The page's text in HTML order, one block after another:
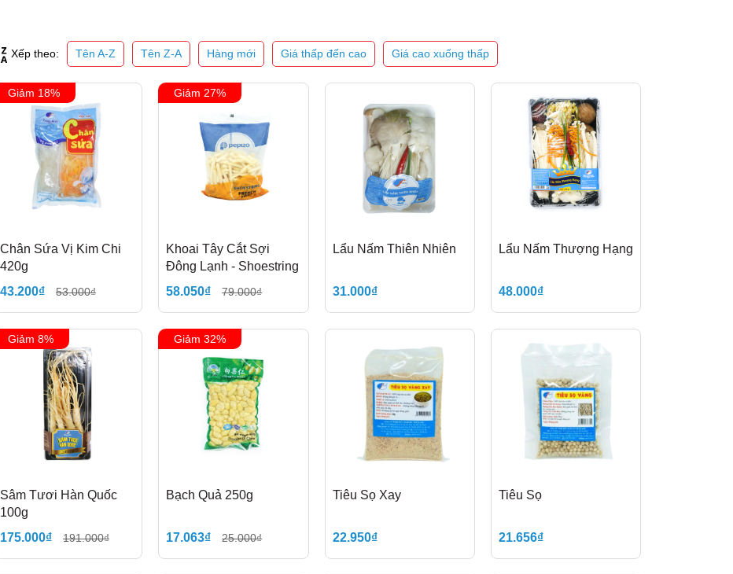
Điều kiện:
Xếp theo: Tên A-Z Tên Z-A Hàng mới Giá thấp đến cao Giá cao xuống thấp
Giảm 18%
Chân Sứa Vị Kim Chi
420g
43.200₫
53.000₫
Giảm 27%
Khoai Tây Cắt Sợi
Đông Lạnh - Shoestring
58.050₫
79.000₫
Lẩu Nấm Thiên Nhiên
31.000₫
Lẩu Nấm Thượng Hạng
48.000₫
Giảm 8%
Sâm Tươi Hàn Quốc
100g
175.000₫
191.000₫
Giảm 32%
Bạch Quả 250g
17.063₫ 25.000₫
Tiêu Sọ Xay
22.950₫
Tiêu Sọ
21.656₫